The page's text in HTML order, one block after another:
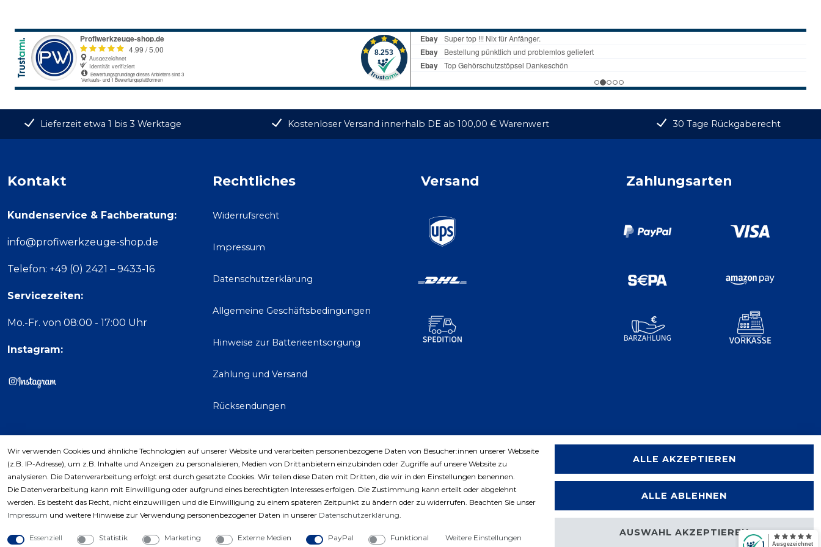
Lieferzeit etwa 1 bis 3 Werktage Kostenloser Versand innerhalb DE ab 100,00 € Warenwert 30 Tage Rückgaberecht
Kontakt
Kundenservice & Fachberatung:
info@profiwerkzeuge-shop.de
Telefon: +49 (0) 2421 – 9433-16
Servicezeiten:
Mo.-Fr. von 08:00 - 17:00 Uhr
Instagram:
Rechtliches
Widerrufsrecht
Impressum
Datenschutzerklärung
Allgemeine Geschäftsbedingungen
Hinweise zur Batterieentsorgung
Zahlung und Versand
Rücksendungen
Kaufvertrag widerrufen
Versand Zahlungsarten
Copyright © 2023 by Profiwerkzeuge-Shop. Alle Rechte vorbehalten.
Wir verwenden Cookies und ähnliche Technologien auf unserer Website und verarbeiten personenbezogene Daten von Besucher:innen unserer Webseite
(z.B. IP-Adresse), um z.B. Inhalte und Anzeigen zu personalisieren, Medien von Drittanbietern einzubinden oder Zugriffe auf unsere Website zu
analysieren. Die Datenverarbeitung erfolgt erst durch gesetzte Cookies. Wir teilen diese Daten mit Dritten, die wir in den Einstellungen benennen.
Die Datenverarbeitung kann mit Einwilligung oder aufgrund eines berechtigten Interesses erfolgen. Die Zustimmung kann erteilt oder abgelehnt
werden. Es besteht das Recht, nicht einzuwilligen und die Einwilligung zu einem späteren Zeitpunkt zu ändern oder zu widerrufen. Beachten Sie unser
Impressum und weitere Hinweise zur Verwendung personenbezogener Daten in unserer Daten­schutz­erklärung.
Essenziell Statistik Marketing Externe Medien PayPal Funktional Weitere Einstellungen
ALLE AKZEPTIEREN
ALLE ABLEHNEN
AUSWAHL AKZEPTIEREN